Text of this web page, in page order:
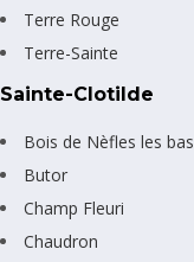
Terre Rouge
Terre-Sainte
Sainte-Clotilde
Bois de Nèfles les bas
Butor
Champ Fleuri
Chaudron